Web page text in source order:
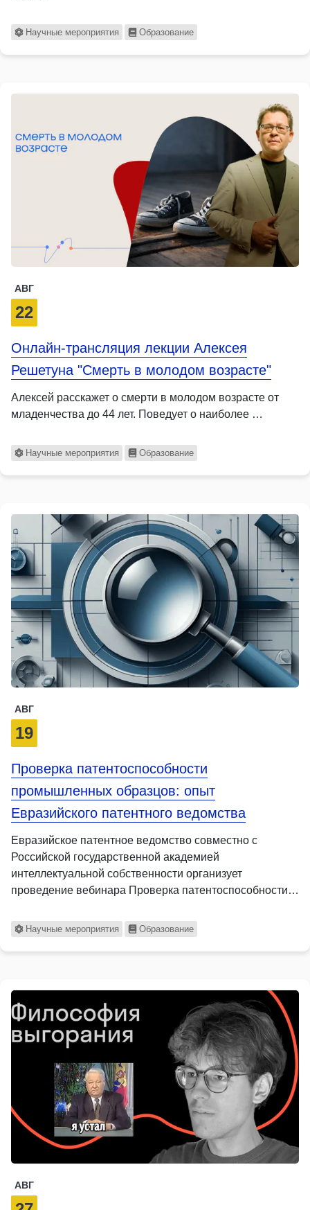
Научные мероприятия Образование
АВГ
22
Онлайн-трансляция лекции Алексея
Решетуна "Смерть в молодом возрасте"
Алексей расскажет о смерти в молодом возрасте от
младенчества до 44 лет. Поведует о наиболее …
Научные мероприятия Образование
АВГ
19
Проверка патентоспособности
промышленных образцов: опыт
Евразийского патентного ведомства
Евразийское патентное ведомство совместно с
Российской государственной академией
интеллектуальной собственности организует
проведение вебинара Проверка патентоспособности
Научные мероприятия Образование
АВГ